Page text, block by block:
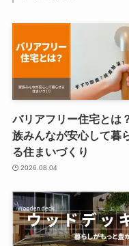
バリアフリー住宅とは
族みんなが安心して暮
る住まいづくり
2026.08.04